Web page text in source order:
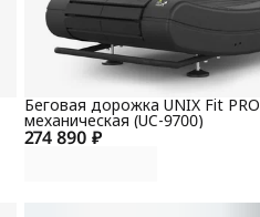
274 890 ₽
Беговая дорожка UNIX Fit PRO
механическая (UC-9700)